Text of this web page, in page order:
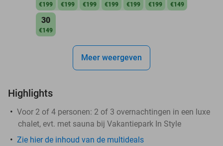
€199 €199 €199 €199 €199 €199 €149
30
€149
Meer weergeven
Highlights
Voor 2 of 4 personen: 2 of 3 overnachtingen in een luxe
chalet, evt. met sauna bij Vakantiepark In Style
Zie hier de inhoud van de multideals